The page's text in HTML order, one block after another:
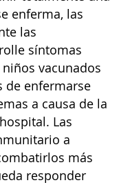
enferma, las
las
síntomas
vacunados
de enfermarse
a causa de la
Las
a
más
responder